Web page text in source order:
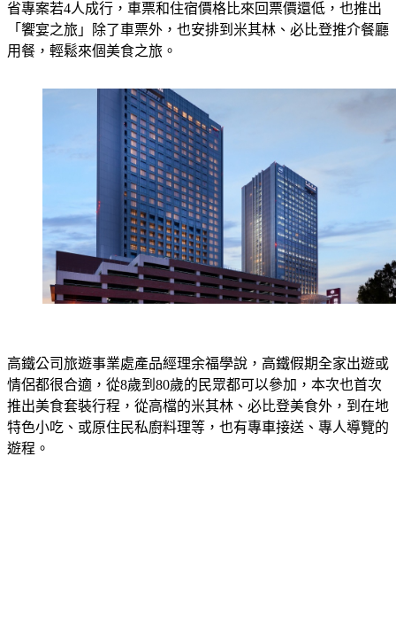
「饗宴之旅」除了車票外，也安排到米其林、必比登推介餐廳
用餐，輕鬆來個美食之旅。
情侶都很合適，從8歲到80歲的民眾都可以參加，本次也首次
推出美食套裝行程，從高檔的米其林、必比登美食外，到在地
特色小吃、或原住民私廚料理等，也有專車接送、專人導覽的
遊程。